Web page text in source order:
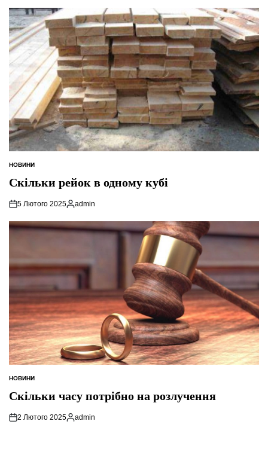
ОПУБЛІКУВАТИ
НОВИНИ
Скільки рейок в одному кубі
5 Лютого 2025
Опубліковано
admin
ОПУБЛІКУВАТИ
НОВИНИ
Скільки часу потрібно на розлучення
2 Лютого 2025
Опубліковано
admin